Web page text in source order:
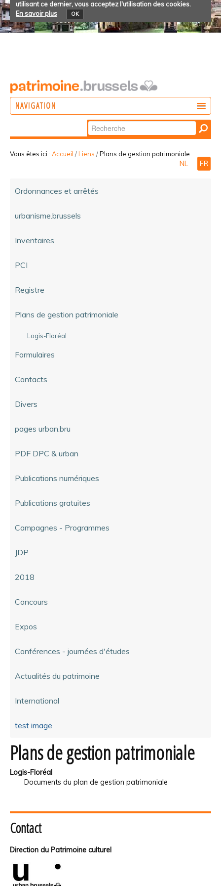
utilisant ce dernier, vous acceptez l'utilisation des cookies.
En savoir plus
OK
NAVIGATION
Chercher par
Recherche
avancée…
Vous êtes ici : Accueil /Liens /Plans de gestion patrimoniale
NL FR
Ordonnances et arrêtés
urbanisme.brussels
Inventaires
PCI
Registre
Plans de gestion patrimoniale
Logis-Floréal
Formulaires
Contacts
Divers
pages urban.bru
PDF DPC & urban
Publications numériques
Publications gratuites
Campagnes - Programmes
JDP
2018
Concours
Expos
Conférences - journées d'études
Actualités du patrimoine
International
test image
Plans de gestion patrimoniale
Logis-Floréal
Documents du plan de gestion patrimoniale
Contact
Direction du Patrimoine culturel